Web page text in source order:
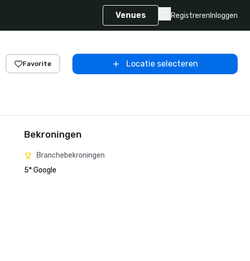
Venues Registreren Inloggen
Favorite Locatie selecteren
Bekroningen
Branchebekroningen
5* Google